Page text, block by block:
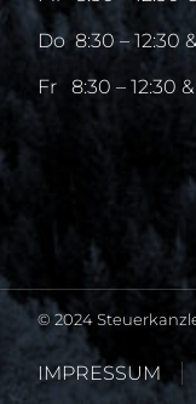
Do8:30 – 12:30
Fr8:30 – 12:30
© 2024
IMPRESSUM